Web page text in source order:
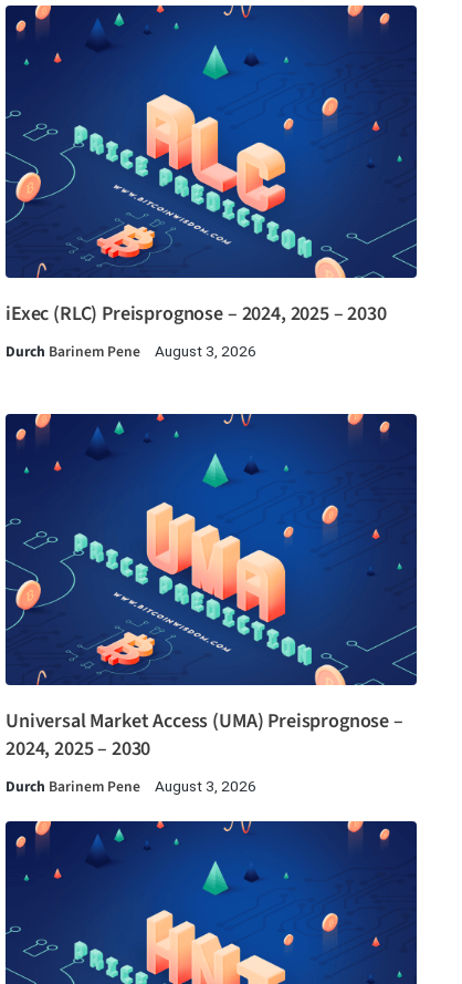
iExec (RLC) Preisprognose – 2024, 2025 – 2030
Durch Barinem Pene August 3, 2026
Universal Market Access (UMA) Preisprognose –
2024, 2025 – 2030
Durch Barinem Pene August 3, 2026